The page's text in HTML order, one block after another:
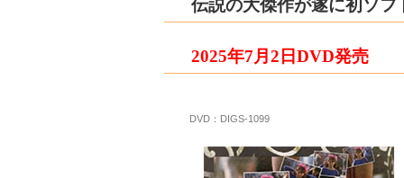
伝説の大傑作が遂に初ソフ
2025年7月2日DVD発売
DVD：DIGS-1099